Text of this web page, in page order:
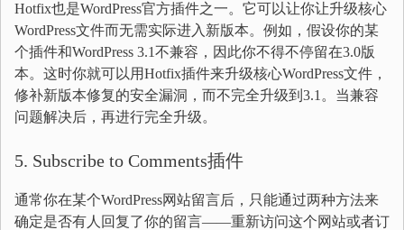
Hotfix也是WordPress官方插件之一。它可以让你让升级核心
WordPress文件而无需实际进入新版本。例如，假设你的某
个插件和WordPress 3.1不兼容，因此你不得不停留在3.0版
本。这时你就可以用Hotfix插件来升级核心WordPress文件，
修补新版本修复的安全漏洞，而不完全升级到3.1。当兼容
问题解决后，再进行完全升级。
5. Subscribe to Comments插件
通常你在某个WordPress网站留言后，只能通过两种方法来
确定是否有人回复了你的留言——重新访问这个网站或者订